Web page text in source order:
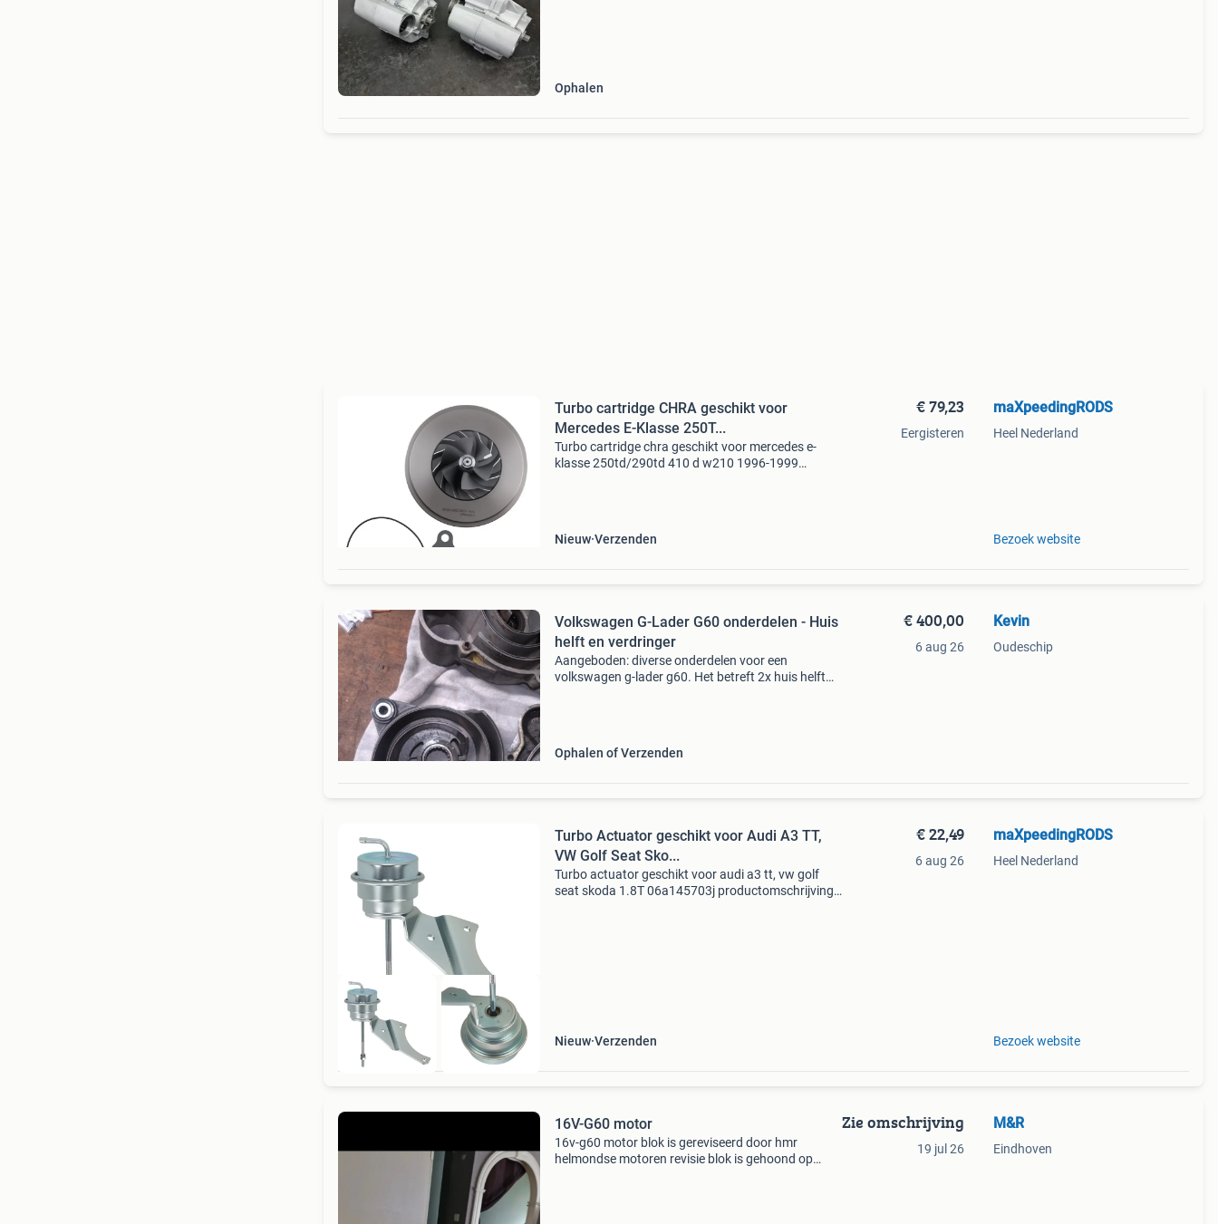
Ophalen
Turbo cartridge CHRA geschikt voor
Mercedes E-Klasse 250T...
Turbo cartridge chra geschikt voor mercedes e-
klasse 250td/290td 410 d w210 1996-1999
Nieuw Verzenden
€ 79,23
Eergisteren
maXpeedingRODS
Heel Nederland
Bezoek website
Volkswagen G-Lader G60 onderdelen - Huis
helft en verdringer
Aangeboden: diverse onderdelen voor een
volkswagen g-lader g60. Het betreft 2x huis helft
Ophalen of Verzenden
€ 400,00
6 aug 26
Kevin
Oudeschip
Turbo Actuator geschikt voor Audi A3 TT,
VW Golf Seat Sko...
Turbo actuator geschikt voor audi a3 tt, vw golf
seat skoda 1.8T 06a145703j productomschrijving
Nieuw Verzenden
€ 22,49
6 aug 26
maXpeedingRODS
Heel Nederland
Bezoek website
16V-G60 motor
16v-g60 motor blok is gereviseerd door hmr
helmondse motoren revisie blok is gehoond op
Zie omschrijving
19 jul 26
M&R
Eindhoven